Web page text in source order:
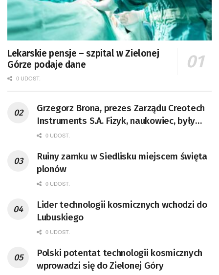
Lekarskie pensje – szpital w Zielonej
Górze podaje dane
0 UDOST.
Grzegorz Brona, prezes Zarządu Creotech
Instruments S.A. Fizyk, naukowiec, były
pracownik CERN w Genewie,
doktor habilitowany nauk fizycznych,
koordynator Rady Sektorowej ds.
Kompetencji Przemysłu Lotniczo-
Badań Kosmicznych i Satelitarnych PAN.
0 UDOST.
Ruiny zamku w Siedlisku miejscem święta
plonów
0 UDOST.
Lider technologii kosmicznych wchodzi do
Lubuskiego
0 UDOST.
Polski potentat technologii kosmicznych
wprowadzi się do Zielonej Góry